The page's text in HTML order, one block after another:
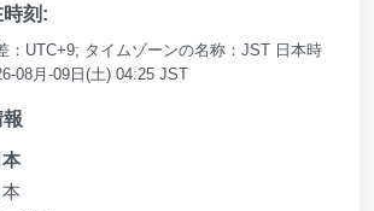
時刻:
：UTC+9; タイムゾーンの名称：JST 日本時
08月-09日(土) 04:25 JST
本